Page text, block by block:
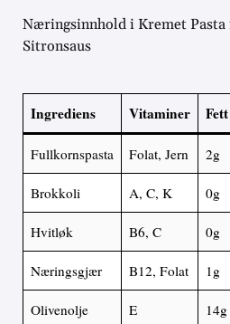
Næringsinnhold i Kremet Pasta
Sitronsaus
Ingrediens Vitaminer Fett
Fullkornspasta Folat, Jern 2g
Brokkoli A, C, K 0g
Hvitløk B6, C 0g
Næringsgjær B12, Folat 1g
Olivenolje E 14g